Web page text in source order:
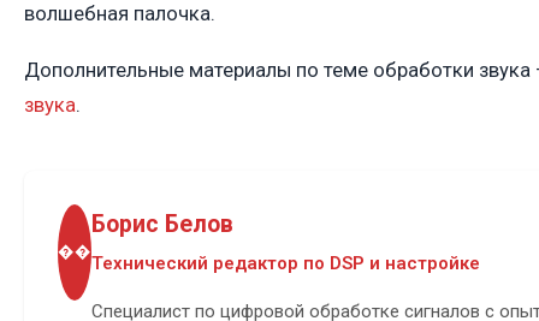
волшебная палочка.
Дополнительные материалы по теме обработки
звука.
��
Борис Белов
Технический редактор по DSP и настройке
Специалист по цифровой обработке сигналов с